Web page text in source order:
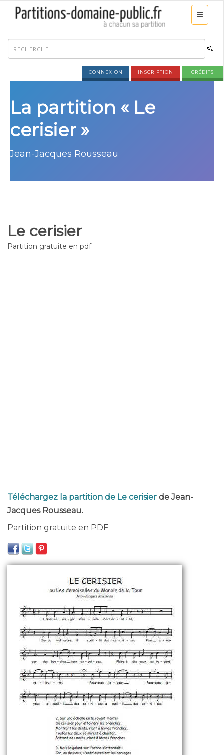
CONNEXION INSCRIPTION CRÉDITS
La partition « Le
cerisier »
Jean-Jacques Rousseau
Le cerisier
Partition gratuite en pdf
Téléchargez la partition de Le cerisier de Jean-
Jacques Rousseau.
Partition gratuite en PDF